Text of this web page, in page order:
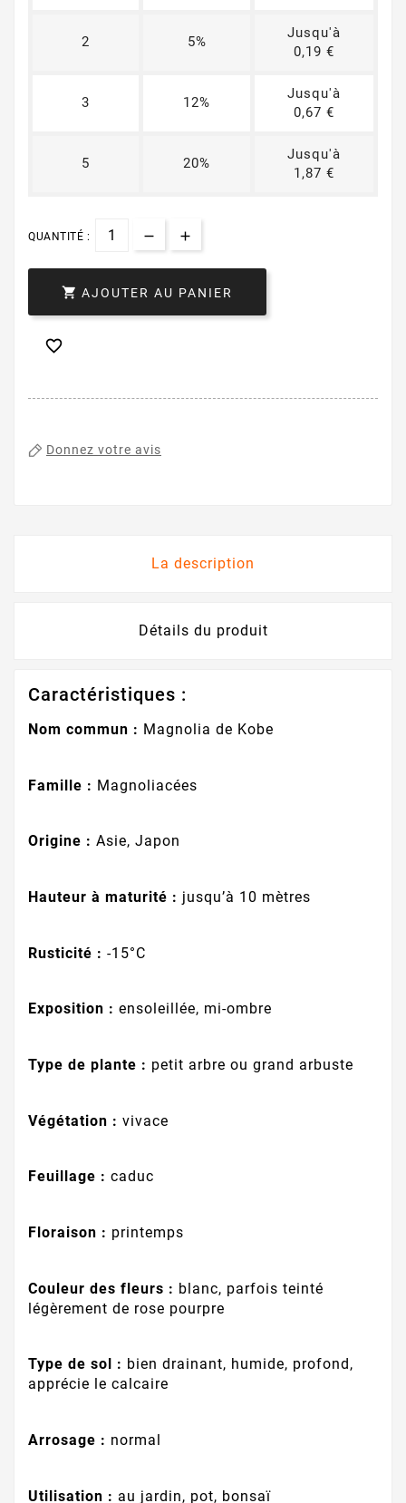
2 5%
Jusqu'à
0,19 €
3 12%
Jusqu'à
0,67 €
5 20%
Jusqu'à
1,87 €
QUANTITÉ :
 AJOUTER AU PANIER

Donnez votre avis
La description
Détails du produit
Caractéristiques :
Nom commun : Magnolia de Kobe
Famille : Magnoliacées
Origine : Asie, Japon
Hauteur à maturité : jusqu’à 10 mètres
Rusticité : -15°C
Exposition : ensoleillée, mi-ombre
Type de plante : petit arbre ou grand arbuste
Végétation : vivace
Feuillage : caduc
Floraison : printemps
Couleur des fleurs : blanc, parfois teinté
légèrement de rose pourpre
Type de sol : bien drainant, humide, profond,
apprécie le calcaire
Arrosage : normal
Utilisation : au jardin, pot, bonsaï